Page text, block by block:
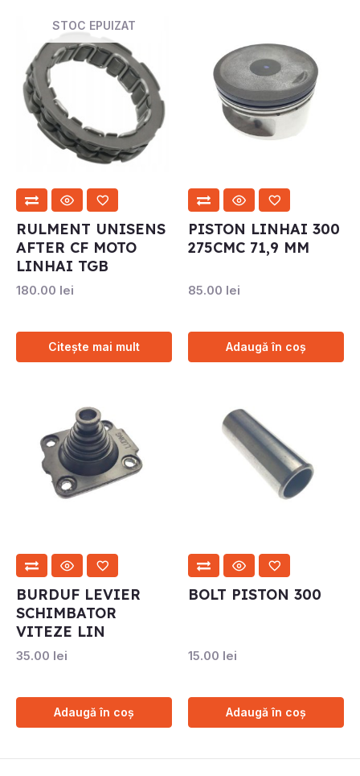
STOC EPUIZAT
RULMENT UNISENS
AFTER CF MOTO
LINHAI TGB
180.00 lei
Citește mai mult
PISTON LINHAI 300
275CMC 71,9 MM
85.00 lei
Adaugă în coș
BURDUF LEVIER
SCHIMBATOR
VITEZE LIN
35.00 lei
Adaugă în coș
BOLT PISTON 300
15.00 lei
Adaugă în coș